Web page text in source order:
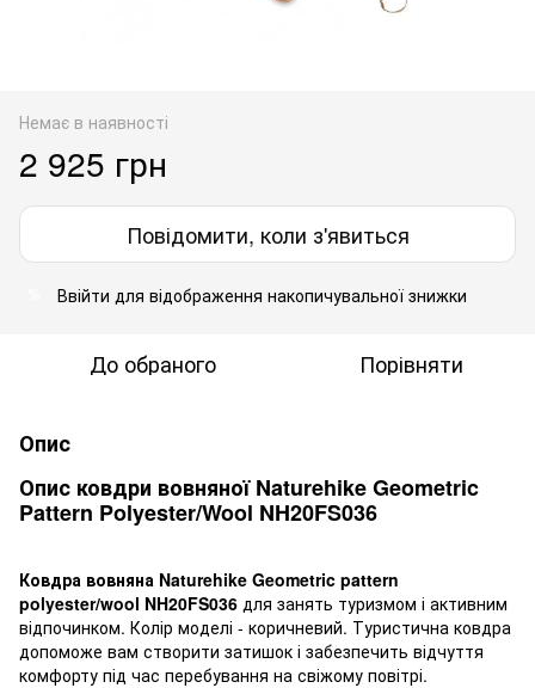
Немає в наявності
2 925 грн
Повідомити, коли з'явиться
Ввійти для відображення накопичувальної знижки
До обраного Порівняти
Опис
Опис ковдри вовняної Naturehike Geometric
Pattern Polyester/Wool NH20FS036
Ковдра вовняна Naturehike Geometric pattern
polyester/wool NH20FS036 для занять туризмом і активним
відпочинком. Колір моделі - коричневий. Туристична ковдра
допоможе вам створити затишок і забезпечить відчуття
комфорту під час перебування на свіжому повітрі.